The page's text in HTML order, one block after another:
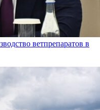
ветпрепаратов в